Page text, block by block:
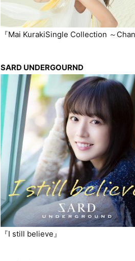
『Mai KurakiSingle Collection ～
SARD UNDERGOURND
『I still believe』